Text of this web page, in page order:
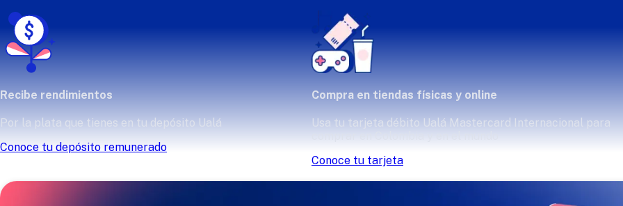
Recibe rendimientos
Por la plata que tienes en tu depósito Ualá
Conoce tu depósito remunerado
Compra en tiendas físicas y online
Usa tu tarjeta débito Ualá Mastercard Internacional para
Conoce tu tarjeta